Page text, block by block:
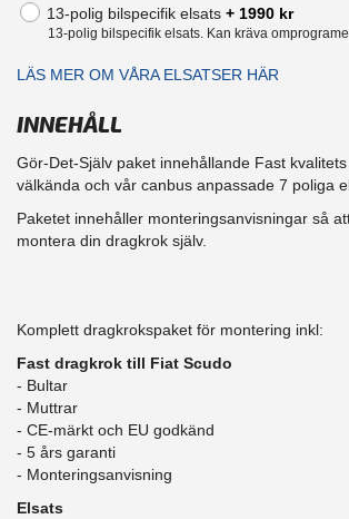
13-polig bilspecifik elsats + 1990 kr
13-polig bilspecifik elsats. Kan kräva
LÄS MER OM VÅRA ELSATSER HÄR
INNEHÅLL
Gör-Det-Själv paket innehållande Fast
välkända och vår canbus anpassade 7 poliga
Paketet innehåller monteringsanvisningar så
montera din dragkrok själv.
Komplett dragkrokspaket för montering inkl:
Fast dragkrok till Fiat Scudo
- Bultar
- Muttrar
- CE-märkt och EU godkänd
​- 5 års garanti
- Monteringsanvisning
Elsats